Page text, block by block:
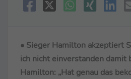
• Sieger Hamilton akzeptiert
ich nicht einverstanden damit
Hamilton: „Hat genau das